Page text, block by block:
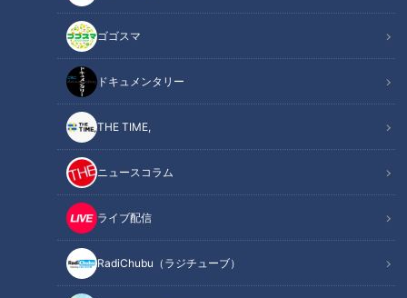
ゴゴスマ
ドキュメンタリー
THE TIME,
ニュースコラム
ライブ配信
RadiChubu（ラジチューブ）
音にビジョンがある
海外どう聞かれる？
若い才能と出会えて幸せ
オススメ関連コンテンツ
両親はびっくり
T-SQUAREはフュージョンのバンドとして世界的にも有名な
老舗バンド。
2024年に新メンバーのオーディションでギターに亀山修哉さ
ん、キーボードに長谷川さんが選出されました。ふたりは去年